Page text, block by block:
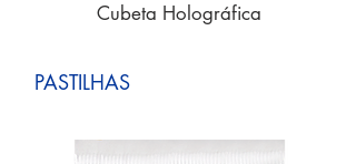
Cubeta Holográfica
PASTILHAS